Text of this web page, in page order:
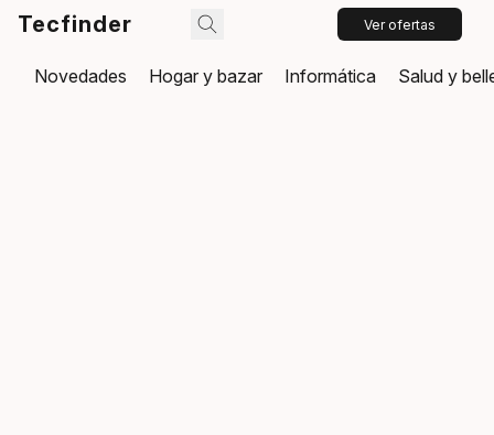
Tecfinder Ver ofertas
Novedades Hogar y bazar Informática Salud y